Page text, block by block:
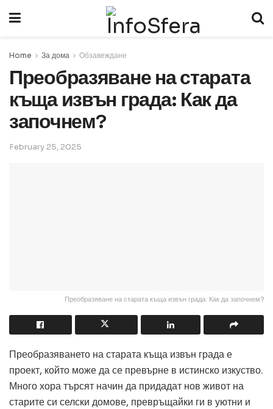
Home За дома Обзавеждане
Преобразяване на старата
къща извън града: Как да
започнем?
February 25, 2025
Преобразяване на старата къща извън града: Как да започнем?
Преобразяването на старата къща извън града е
проект, който може да се превърне в истинско изкуство.
Много хора търсят начин да придадат нов живот на
старите си селски домове, превръщайки ги в уютни и